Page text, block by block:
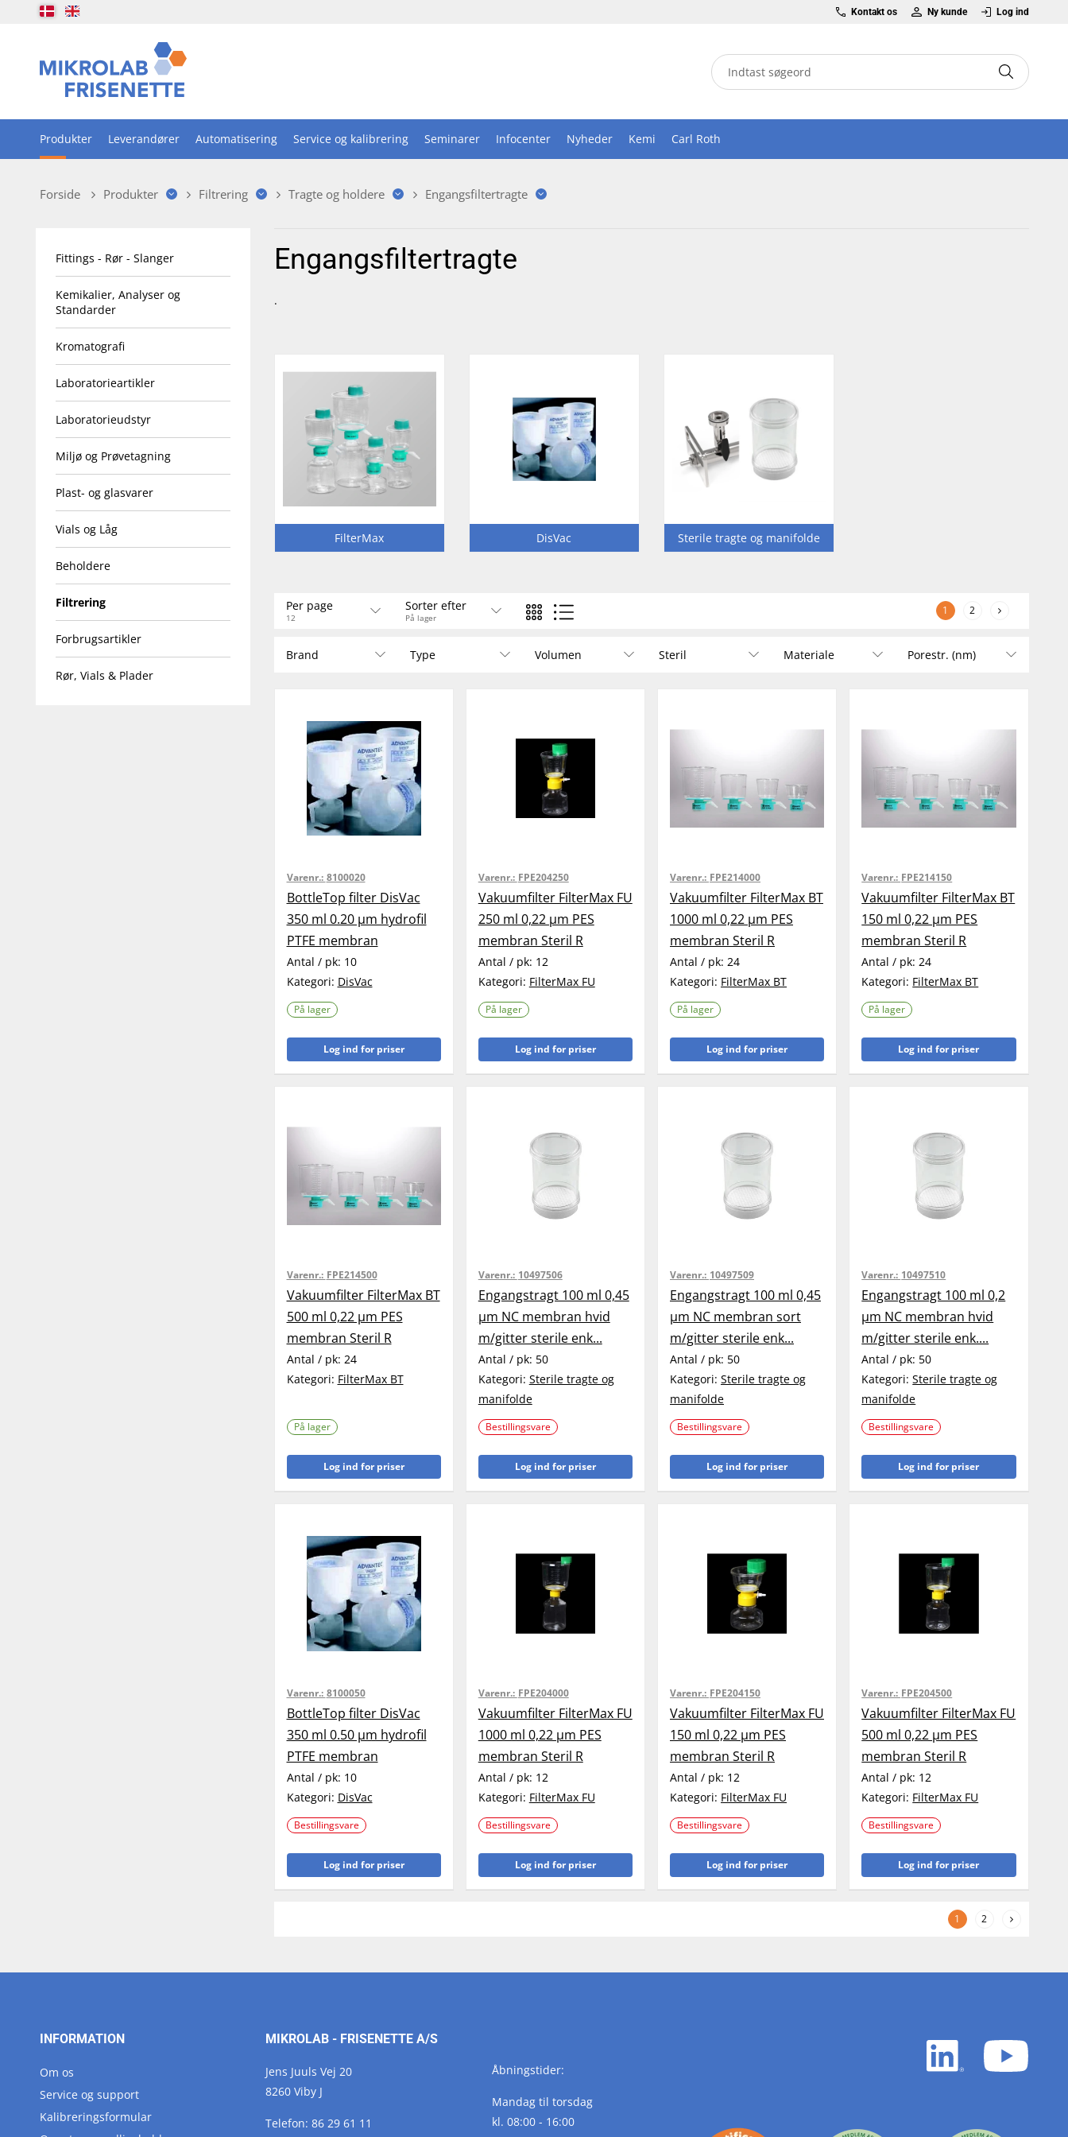
Kontakt os Ny kunde Log ind
Produkter Leverandører Automatisering Service og kalibrering Seminarer Infocenter Nyheder Kemi Carl Roth
Forside Produkter Filtrering Tragte og holdere Engangsfiltertragte
Fittings - Rør - Slanger
Kemikalier, Analyser og
Standarder
Kromatografi
Laboratorieartikler
Laboratorieudstyr
Miljø og Prøvetagning
Plast- og glasvarer
Vials og Låg
Beholdere
Filtrering
Forbrugsartikler
Rør, Vials & Plader
Engangsfiltertragte
.
FilterMax DisVac Sterile tragte og manifolde
Per page
12
Sorter efter
På lager
1 2
Brand Type Volumen Steril Materiale Porestr. (nm)
Varenr.: 8100020
BottleTop filter DisVac
350 ml 0.20 µm hydrofil
PTFE membran
Antal / pk: 10
Kategori: DisVac
På lager
Log ind for priser
Varenr.: FPE204250
Vakuumfilter FilterMax FU
250 ml 0,22 µm PES
membran Steril R
Antal / pk: 12
Kategori: FilterMax FU
På lager
Log ind for priser
Varenr.: FPE214000
Vakuumfilter FilterMax BT
1000 ml 0,22 µm PES
membran Steril R
Antal / pk: 24
Kategori: FilterMax BT
På lager
Log ind for priser
Varenr.: FPE214150
Vakuumfilter FilterMax BT
150 ml 0,22 µm PES
membran Steril R
Antal / pk:24
Kategori: FilterMax BT
På lager
Log ind for priser
Varenr.: FPE214500
Vakuumfilter FilterMax BT
500 ml 0,22 µm PES
membran Steril R
Antal / pk: 24
Kategori: FilterMax BT
På lager
Log ind for priser
Varenr.: 10497506
Engangstragt 100 ml 0,45
µm NC membran hvid
m/gitter sterile enk...
Antal / pk: 50
Kategori: Sterile tragte og
manifolde
Bestillingsvare
Log ind for priser
Varenr.: 10497509
Engangstragt 100 ml 0,45
µm NC membran sort
m/gitter sterile enk...
Antal / pk: 50
Kategori: Sterile tragte og
manifolde
Bestillingsvare
Log ind for priser
Varenr.: 10497510
Engangstragt 100 ml 0,2
µm NC membran hvid
m/gitter sterile enk....
Antal / pk: 50
Kategori:Sterile tragte og
manifolde
Bestillingsvare
Log ind for priser
Varenr.: 8100050
BottleTop filter DisVac
350 ml 0.50 µm hydrofil
PTFE membran
Antal / pk: 10
Kategori: DisVac
Bestillingsvare
Log ind for priser
Varenr.: FPE204000
Vakuumfilter FilterMax FU
1000 ml 0,22 µm PES
membran Steril R
Antal / pk: 12
Kategori: FilterMax FU
Bestillingsvare
Log ind for priser
Varenr.: FPE204150
Vakuumfilter FilterMax FU
150 ml 0,22 µm PES
membran Steril R
Antal / pk: 12
Kategori: FilterMax FU
Bestillingsvare
Log ind for priser
Varenr.: FPE204500
Vakuumfilter FilterMax FU
500 ml 0,22 µm PES
membran Steril R
Antal / pk: 12
Kategori: FilterMax FU
Bestillingsvare
Log ind for priser
1 2
INFORMATION
Om os
Service og support
Kalibreringsformular
MIKROLAB - FRISENETTE A/S
Jens Juuls Vej 20
8260 Viby J
Telefon:86 29 61 11
Åbningstider:
Mandag til torsdag
kl. 08:00 - 16:00
LinkedIn
white
white